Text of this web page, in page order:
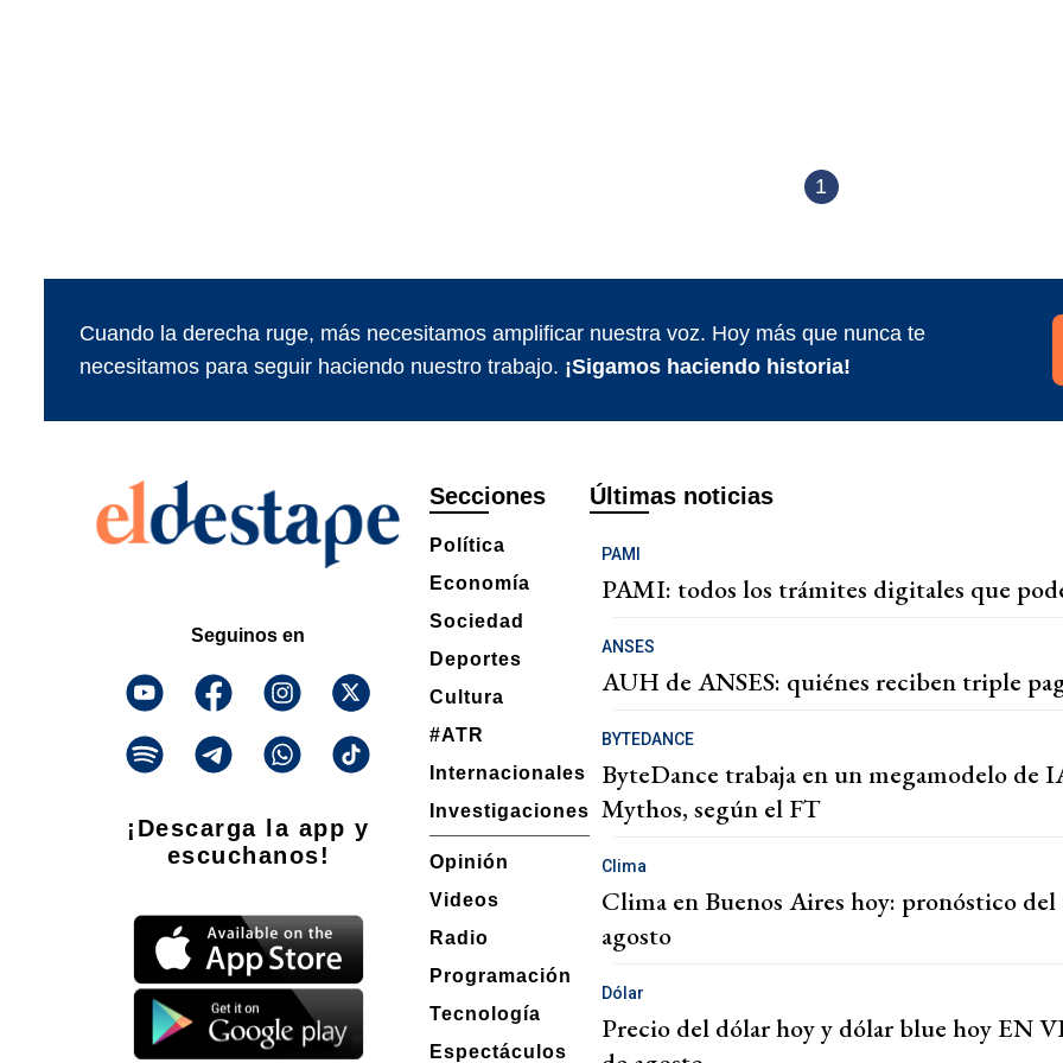
1
Cuando la derecha ruge, más necesitamos amplificar nuestra voz. Hoy más que nunca te
necesitamos para seguir haciendo nuestro trabajo. ¡Sigamos haciendo historia!
Seguinos en
¡Descarga la app y
escuchanos!
Secciones
Política
Economía
Sociedad
Deportes
Cultura
#ATR
Internacionales
Investigaciones
Opinión
Videos
Radio
Programación
Tecnología
Espectáculos
Últimas noticias
PAMI
PAMI: todos los trámites digitales que
ANSES
AUH de ANSES: quiénes reciben triple
BYTEDANCE
ByteDance trabaja en un megamodelo de
Mythos, según el FT
Clima
Clima en Buenos Aires hoy: pronóstico
agosto
Dólar
Precio del dólar hoy y dólar blue hoy EN